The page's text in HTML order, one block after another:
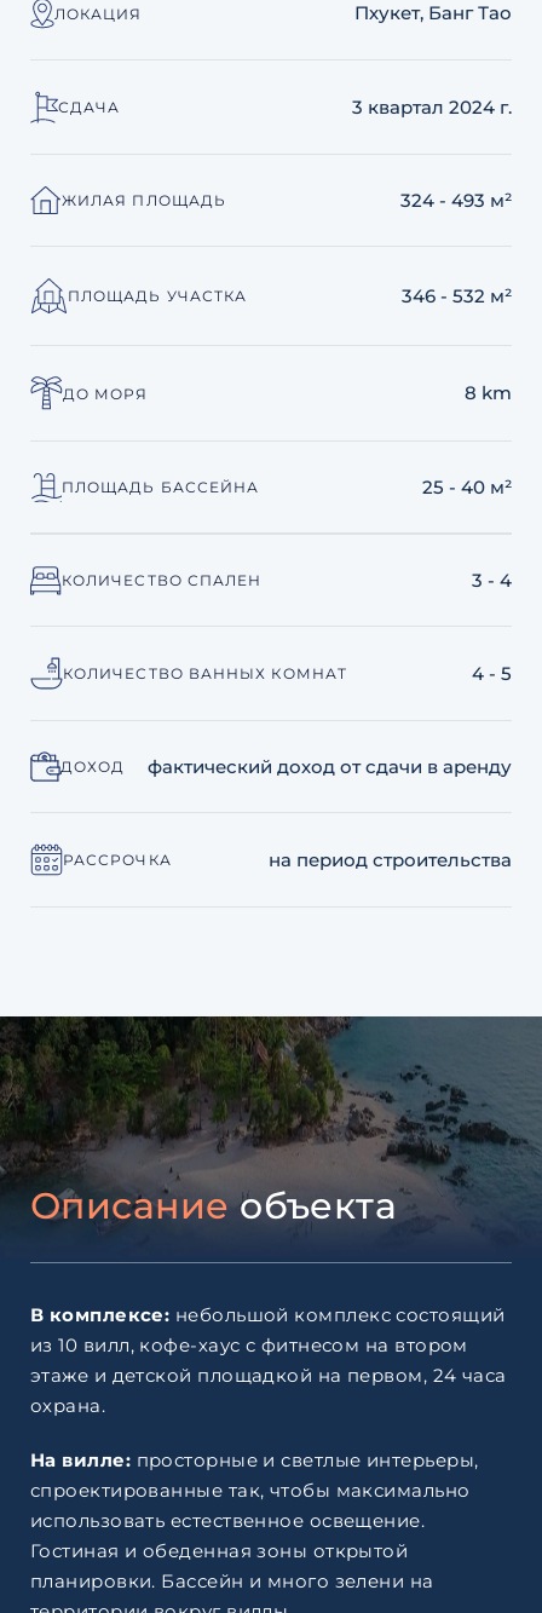
ЛОКАЦИЯ Пхукет, Банг Тао
СДАЧА 3 квартал 2024 г.
ЖИЛАЯ ПЛОЩАДЬ 324 - 493 м²
ПЛОЩАДЬ УЧАСТКА 346 - 532 м²
ДО МОРЯ 8 km
ПЛОЩАДЬ БАССЕЙНА 25 - 40 м²
КОЛИЧЕСТВО СПАЛЕН 3 - 4
КОЛИЧЕСТВО ВАННЫХ КОМНАТ 4 - 5
ДОХОД фактический доход от сдачи в аренду
РАССРОЧКА на период строительства
Описаниеобъекта
В комплексе: небольшой комплекс состоящий
из 10 вилл, кофе-хаус с фитнесом на втором
этаже и детской площадкой на первом, 24 часа
охрана.
На вилле: просторные и светлые интерьеры,
спроектированные так, чтобы максимально
использовать естественное освещение.
Гостиная и обеденная зоны открытой
планировки. Бассейн и много зелени на